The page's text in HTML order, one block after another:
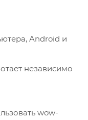
Android и
независимо
wow-